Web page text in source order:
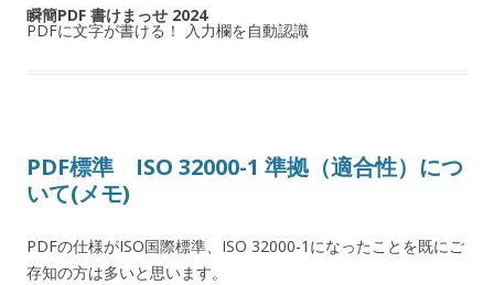
瞬簡PDF 書けまっせ 2024
PDFに文字が書ける！ 入力欄を自動認識
PDF標準 ISO 32000-1 準拠（適合性）につ
いて(メモ)
PDFの仕様がISO国際標準、ISO 32000-1になったことを既にご
存知の方は多いと思います。